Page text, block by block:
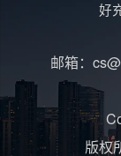
好
邮箱：
版权